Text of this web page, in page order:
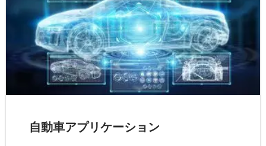
自動車アプリケーション